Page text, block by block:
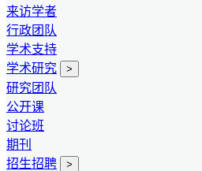
来访学者
行政团队
学术支持
学术研究
>
研究团队
公开课
讨论班
期刊
招生招聘
>